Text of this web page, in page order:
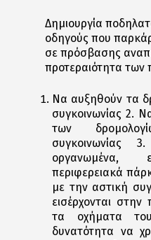
Δημιουργία
οδηγούς που
σε πρόσβασης
προτεραιότητα των
Να αυξηθούν τα
συγκοινωνίας 2.
των
οργανωμένα,
περιφερειακά
με την αστική
εισέρχονται
τα οχήματα
δυνατότητα να